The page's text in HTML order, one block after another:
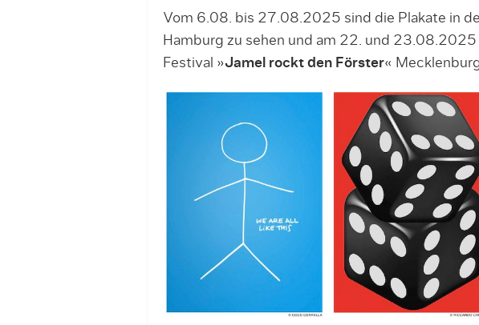
Vom 6.08. bis 27.08.2025 sind die Plakate in
Hamburg zu sehen und am 22. und
Festival »Jamel rockt den Förster«